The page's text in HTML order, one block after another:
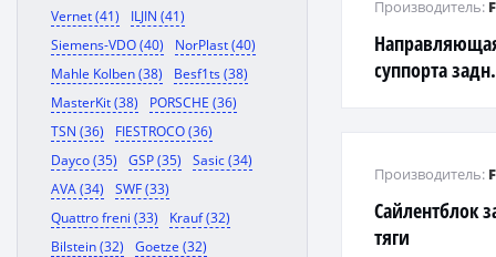
Vernet (41)
ILJIN (41)
Siemens-VDO (40)
NorPlast (40)
Mahle Kolben (38)
Besf1ts (38)
MasterKit (38)
PORSCHE (36)
TSN (36)
FIESTROCO (36)
Dayco (35)
GSP (35)
Sasic (34)
AVA (34)
SWF (33)
Quattro freni (33)
Krauf (32)
Bilstein (32)
Goetze (32)
суппорта
Производитель:
Сайлентблок
тяги
Производитель: